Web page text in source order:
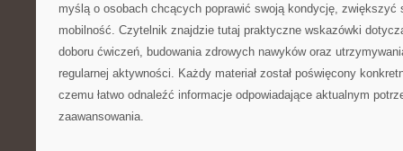
myślą o osobach chcących poprawić swoją kondycję, zwiększyć
mobilność. Czytelnik znajdzie tutaj praktyczne wskazówki
doboru ćwiczeń, budowania zdrowych nawyków oraz
regularnej aktywności. Każdy materiał został poświęcony
czemu łatwo odnaleźć informacje odpowiadające aktualnym
zaawansowania.